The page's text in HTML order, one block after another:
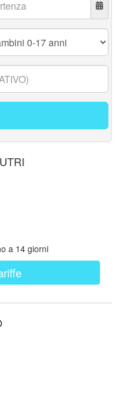
a 14 giorni